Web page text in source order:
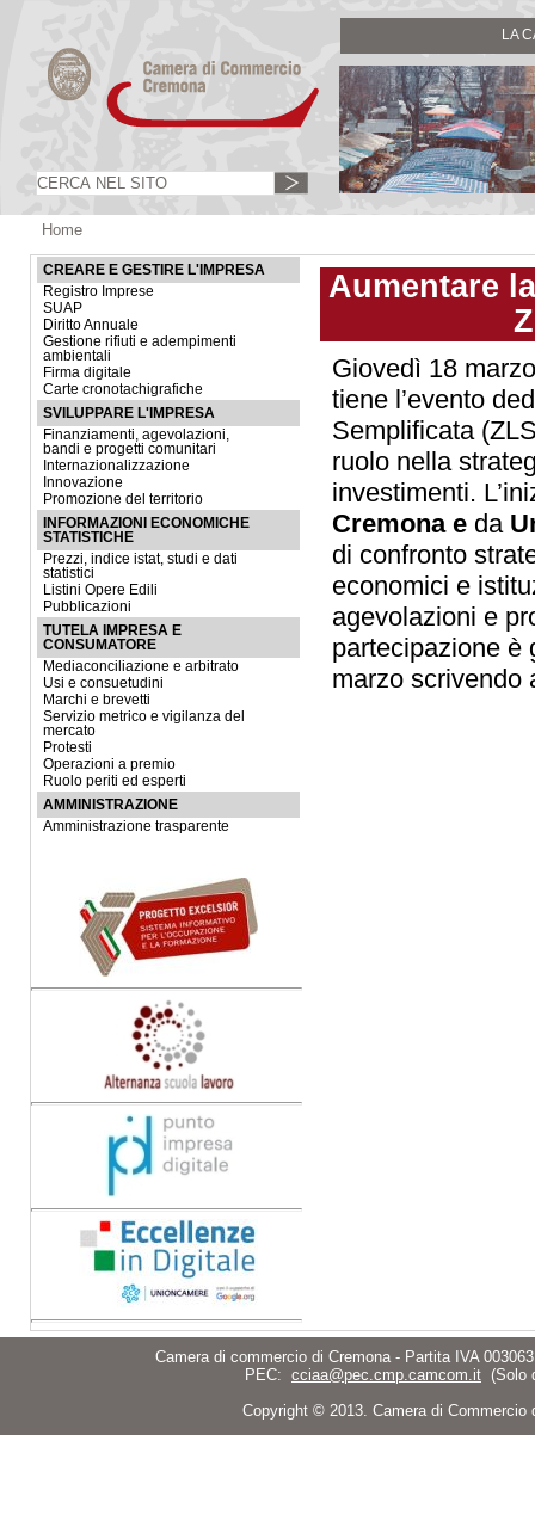
LA
Home
CREARE E GESTIRE L'IMPRESA
Registro Imprese
SUAP
Diritto Annuale
Gestione rifiuti e adempimenti
ambientali
Firma digitale
Carte cronotachigrafiche
SVILUPPARE L'IMPRESA
Finanziamenti, agevolazioni,
bandi e progetti comunitari
Internazionalizzazione
Innovazione
Promozione del territorio
INFORMAZIONI ECONOMICHE
STATISTICHE
Prezzi, indice istat, studi e dati
statistici
Listini Opere Edili
Pubblicazioni
TUTELA IMPRESA E
CONSUMATORE
Mediaconciliazione e arbitrato
Usi e consuetudini
Marchi e brevetti
Servizio metrico e vigilanza del
mercato
Protesti
Operazioni a premio
Ruolo periti ed esperti
AMMINISTRAZIONE
Amministrazione trasparente
Aumentare
Giovedì 18
tiene l’evento
Semplificata
ruolo nella
investimenti.
Cremona e da
di confronto
economici e
agevolazioni e
partecipazione è
marzo scrivendo
Camera di commercio di Cremona - Partita IVA
PEC: cciaa@pec.cmp.camcom.it (Solo
Copyright © 2013. Camera di